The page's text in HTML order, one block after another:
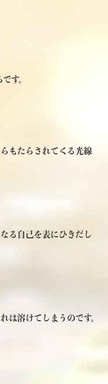
す。
もたらされてくる光線
る自己を表にひきだし
は溶けてしまうのです。